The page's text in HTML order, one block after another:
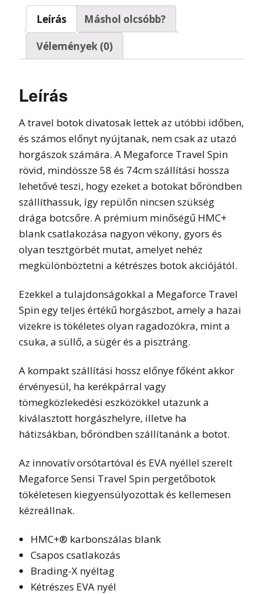
Leírás
Máshol olcsóbb?
Vélemények (0)
Leírás
A travel botok divatosak lettek az utóbbi időben,
és számos előnyt nyújtanak, nem csak az utazó
horgászok számára. A Megaforce Travel Spin
rövid, mindössze 58 és 74cm szállítási hossza
lehetővé teszi, hogy ezeket a botokat bőröndben
szállíthassuk, így repülőn nincsen szükség
drága botcsőre. A prémium minőségű HMC+
blank csatlakozása nagyon vékony, gyors és
olyan tesztgörbét mutat, amelyet nehéz
megkülönböztetni a kétrészes botok akciójától.
Ezekkel a tulajdonságokkal a Megaforce Travel
Spin egy teljes értékű horgászbot, amely a hazai
vizekre is tökéletes olyan ragadozókra, mint a
csuka, a süllő, a sügér és a pisztráng.
A kompakt szállítási hossz előnye főként akkor
érvényesül, ha kerékpárral vagy
tömegközlekedési eszközökkel utazunk a
kiválasztott horgászhelyre, illetve ha
hátizsákban, bőröndben szállítanánk a botot.
Az innovatív orsótartóval és EVA nyéllel szerelt
Megaforce Sensi Travel Spin pergetőbotok
tökéletesen kiegyensúlyozottak és kellemesen
kézreállnak.
HMC+® karbonszálas blank
Csapos csatlakozás
Brading-X nyéltag
Kétrészes EVA nyél